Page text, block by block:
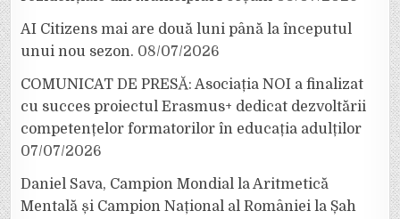
AI Citizens mai are două luni până la începutul
unui nou sezon. 08/07/2026
COMUNICAT DE PRESĂ: Asociația NOI a finalizat
cu succes proiectul Erasmus+ dedicat dezvoltării
competențelor formatorilor în educația adulților
07/07/2026
Daniel Sava, Campion Mondial la Aritmetică
Mentală și Campion Național al României la Șah